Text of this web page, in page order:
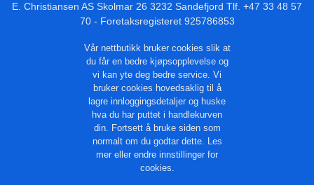
E. Christiansen AS Skolmar 26 3232 Sandefjord Tlf. +47 33 48 57
70- Foretaksregisteret 925786853
Vår nettbutikk bruker cookies slik at
du får en bedre kjøpsopplevelse og
vi kan yte deg bedre service. Vi
bruker cookies hovedsaklig til å
lagre innloggingsdetaljer og huske
hva du har puttet i handlekurven
din. Fortsett å bruke siden som
normalt om du godtar dette. Les
mer eller endre innstillinger for
cookies.